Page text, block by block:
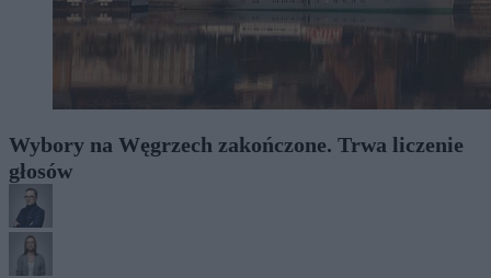
Wybory na Węgrzech zakończone. Trwa liczenie
głosów